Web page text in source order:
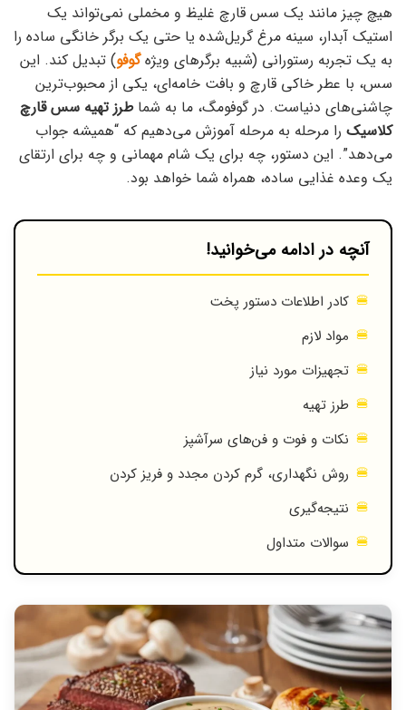
هیچ چیز مانند یک سس قارچ غلیظ و مخملی نمی‌تواند یک
استیک آبدار، سینه مرغ گریل‌شده یا حتی یک برگر خانگی ساده را
به یک تجربه رستورانی (شبیه برگرهای ویژهگوفو) تبدیل کند. این
سس، با عطر خاکی قارچ و بافت خامه‌ای، یکی از محبوب‌ترین
چاشنی‌های دنیاست. در گوفومگ، ما به شماطرز تهیه سس قارچ
کلاسیک را مرحله به مرحله آموزش می‌دهیم که “همیشه جواب
می‌دهد”. این دستور، چه برای یک شام مهمانی و چه برای ارتقای
یک وعده غذایی ساده، همراه شما خواهد بود.
آنچه در ادامه می‌خوانید!
کادر اطلاعات دستور پخت
مواد لازم
تجهیزات مورد نیاز
طرز تهیه
نکات و فوت و فن‌های سرآشپز
روش نگهداری، گرم کردن مجدد و فریز کردن
نتیجه‌گیری
سوالات متداول